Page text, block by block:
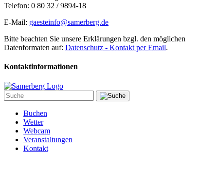
Telefon: 0 80 32 / 9894-18
E-Mail: gaesteinfo@samerberg.de
Bitte beachten Sie unsere Erklärungen bzgl. den möglichen
Datenformaten auf: Datenschutz - Kontakt per Email.
Kontaktinformationen
Buchen
Wetter
Webcam
Veranstaltungen
Kontakt